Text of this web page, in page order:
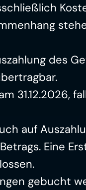
des
31.12.2026,
auf
Eine
gebucht